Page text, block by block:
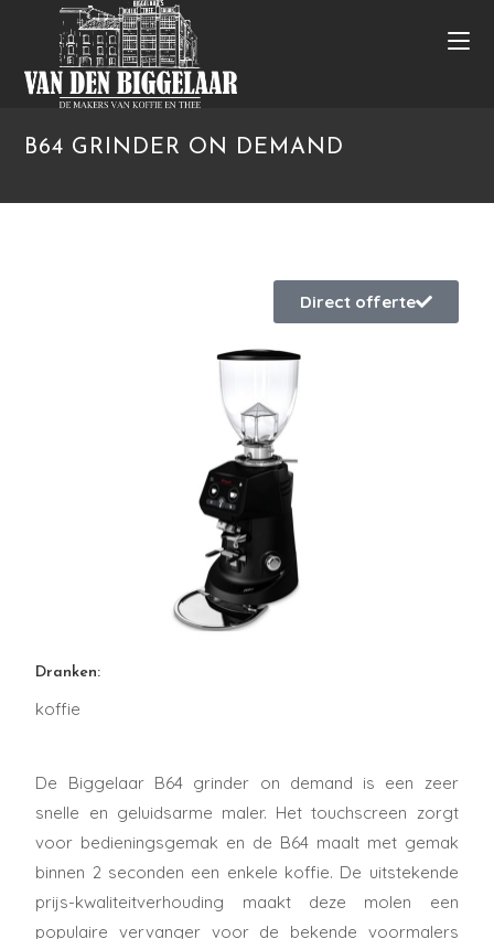
B64 GRINDER ON DEMAND
De Biggelaar B64 grinder on demand is een zeer
snelle en geluidsarme maler. Het touchscreen zorgt
voor bedieningsgemak en de B64 maalt met gemak
binnen 2 seconden een enkele koffie. De uitstekende
prijs-kwaliteitverhouding maakt deze molen een
populaire vervanger voor de bekende voormalers
Direct offerte
Dranken:
koffie